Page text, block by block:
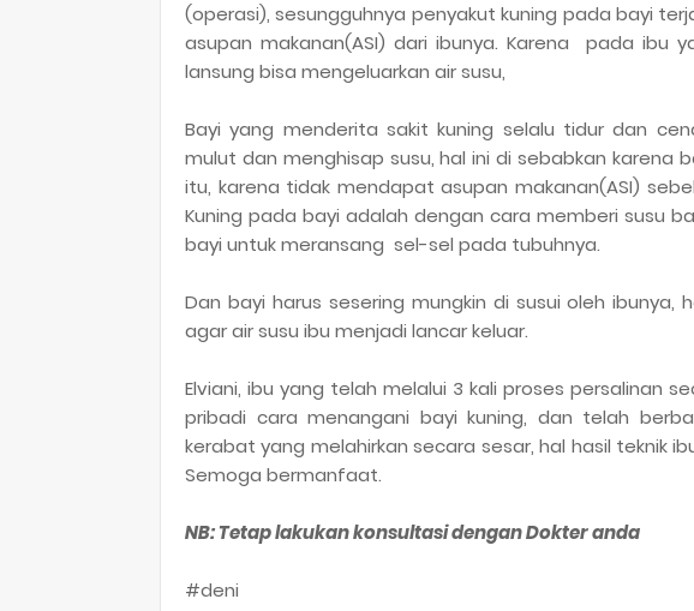
(operasi), sesungguhnya penyakut kuning pada bayi
asupan makanan(ASI) dari ibunya. Karena pada ibu
lansung bisa mengeluarkan air susu,
Bayi yang menderita sakit kuning selalu tidur dan
mulut dan menghisap susu, hal ini di sebabkan karena
itu, karena tidak mendapat asupan makanan(ASI)
Kuning pada bayi adalah dengan cara memberi susu
bayi untuk meransang sel-sel pada tubuhnya.
Dan bayi harus sesering mungkin di susui oleh ibunya,
agar air susu ibu menjadi lancar keluar.
Elviani, ibu yang telah melalui 3 kali proses persalinan
pribadi cara menangani bayi kuning, dan telah
kerabat yang melahirkan secara sesar, hal hasil teknik
Semoga bermanfaat.
NB: Tetap lakukan konsultasi dengan Dokter anda
#deni